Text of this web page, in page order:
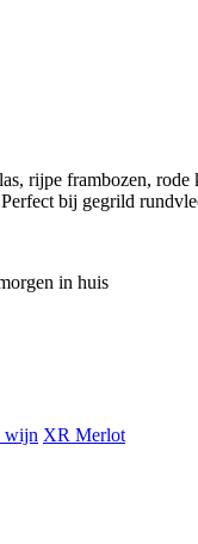
rijpe frambozen,
bij gegrild
in huis
wijn XR Merlot